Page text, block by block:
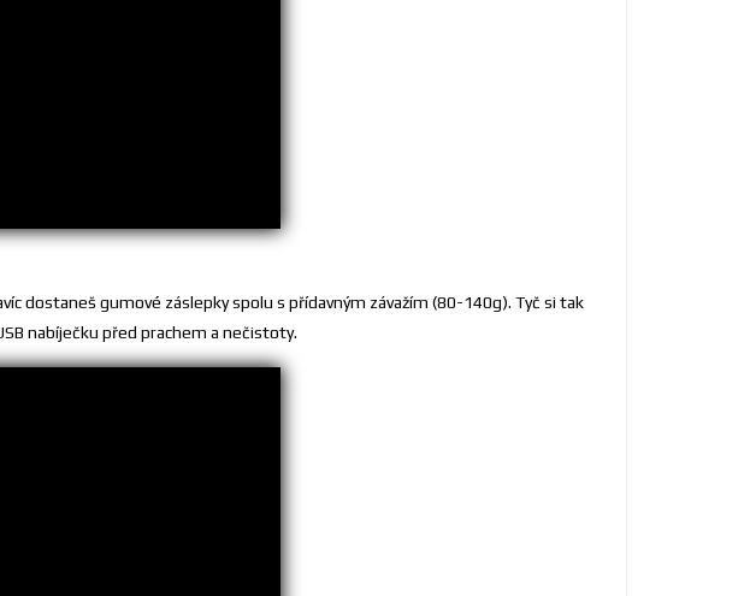
dostaneš gumové záslepky spolu s přídavným závažím (80-140g). Tyč si tak
nabíječku před prachem a nečistoty.